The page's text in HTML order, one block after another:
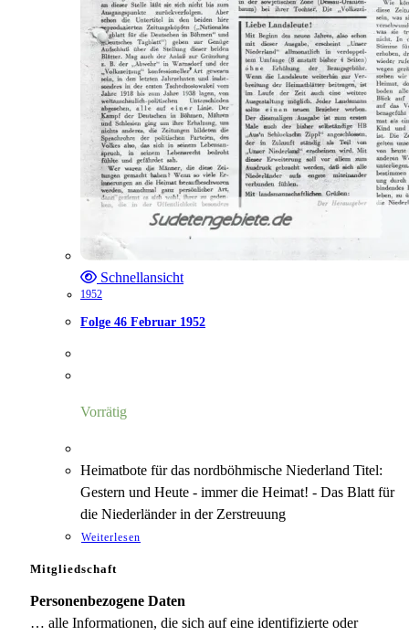
Schnellansicht
1952
Folge 46 Februar 1952
Vorrätig
Heimatbote für das nordböhmische Niederland Titel:
Gestern und Heute - immer die Heimat! - Das Blatt für
die Niederländer in der Zerstreuung
Weiterlesen
Mitgliedschaft
Personenbezogene Daten
… alle Informationen, die sich auf eine identifizierte oder